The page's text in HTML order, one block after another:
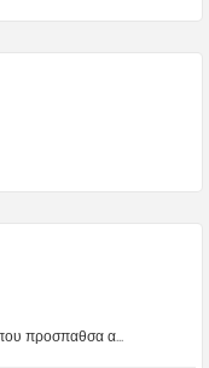
προσπαθσα α...